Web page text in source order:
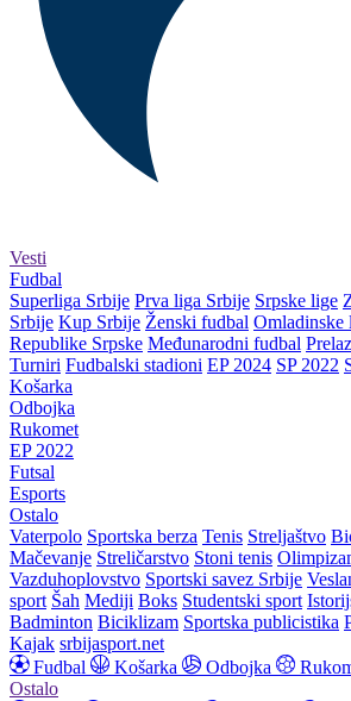
Vesti
Fudbal
Superliga Srbije Prva liga Srbije Srpske lige
Srbije Kup Srbije Ženski fudbal Omladinske
Republike Srpske Međunarodni fudbal
Turniri Fudbalski stadioni EP 2024 SP 2022
Košarka
Odbojka
Rukomet
EP 2022
Futsal
Esports
Ostalo
Vaterpolo Sportska berza Tenis Streljaštvo
Mačevanje Streličarstvo Stoni tenis
Vazduhoplovstvo Sportski savez Srbije
sport Šah Mediji Boks Studentski sport
Badminton Biciklizam Sportska publicistika
Kajak srbijasport.net
Fudbal
Košarka Odbojka
Ostalo